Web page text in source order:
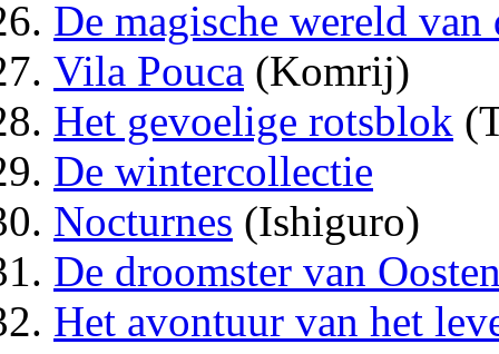
De magische wereld
Vila Pouca (Komrij)
Het gevoelige rotsblok
De wintercollectie
Nocturnes (Ishiguro)
De droomster van
Het avontuur van het